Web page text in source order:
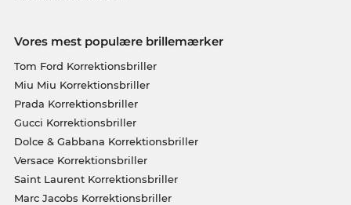
Vores mest populære brillemærker
Tom Ford Korrektionsbriller
Miu Miu Korrektionsbriller
Prada Korrektionsbriller
Gucci Korrektionsbriller
Dolce & Gabbana Korrektionsbriller
Versace Korrektionsbriller
Saint Laurent Korrektionsbriller
Marc Jacobs Korrektionsbriller